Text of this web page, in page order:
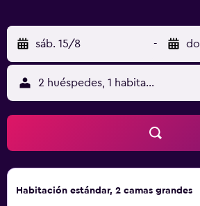
personas de negocios incluyen
locales gratuitas (pueden existir
habitaciones también incluyen tabla
plancha y cortinas opacas. Se ofrece
descubierta y servicio de limpieza
pueden practicar las actividades de
que se indican más abajo en las
alojamiento (es posible que se
sáb. 15/8 -
2 huéspedes, 1 habitación
Habitación estándar, 2 camas grandes